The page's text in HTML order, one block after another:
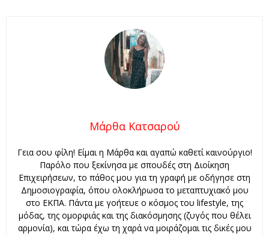
Μάρθα Κατσαρού
Γεια σου φίλη! Είμαι η Μάρθα και αγαπώ καθετί καινούργιο!
Παρόλο που ξεκίνησα με σπουδές στη Διοίκηση
Επιχειρήσεων, το πάθος μου για τη γραφή με οδήγησε στη
Δημοσιογραφία, όπου ολοκλήρωσα το μεταπτυχιακό μου
στο ΕΚΠΑ. Πάντα με γοήτευε ο κόσμος του lifestyle, της
μόδας, της ομορφιάς και της διακόσμησης (ζυγός που θέλει
αρμονία), και τώρα έχω τη χαρά να μοιράζομαι τις δικές μου